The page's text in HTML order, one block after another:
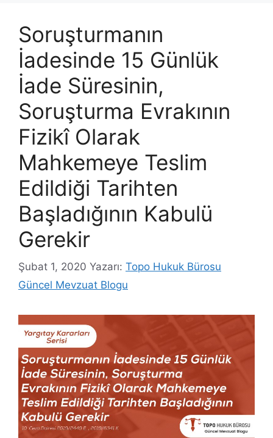
Soruşturmanın
İadesinde 15 Günlük
İade Süresinin,
Soruşturma Evrakının
Fizikî Olarak
Mahkemeye Teslim
Edildiği Tarihten
Başladığının Kabulü
Gerekir
Şubat 1, 2020 Yazarı: Topo Hukuk Bürosu
Güncel Mevzuat Blogu